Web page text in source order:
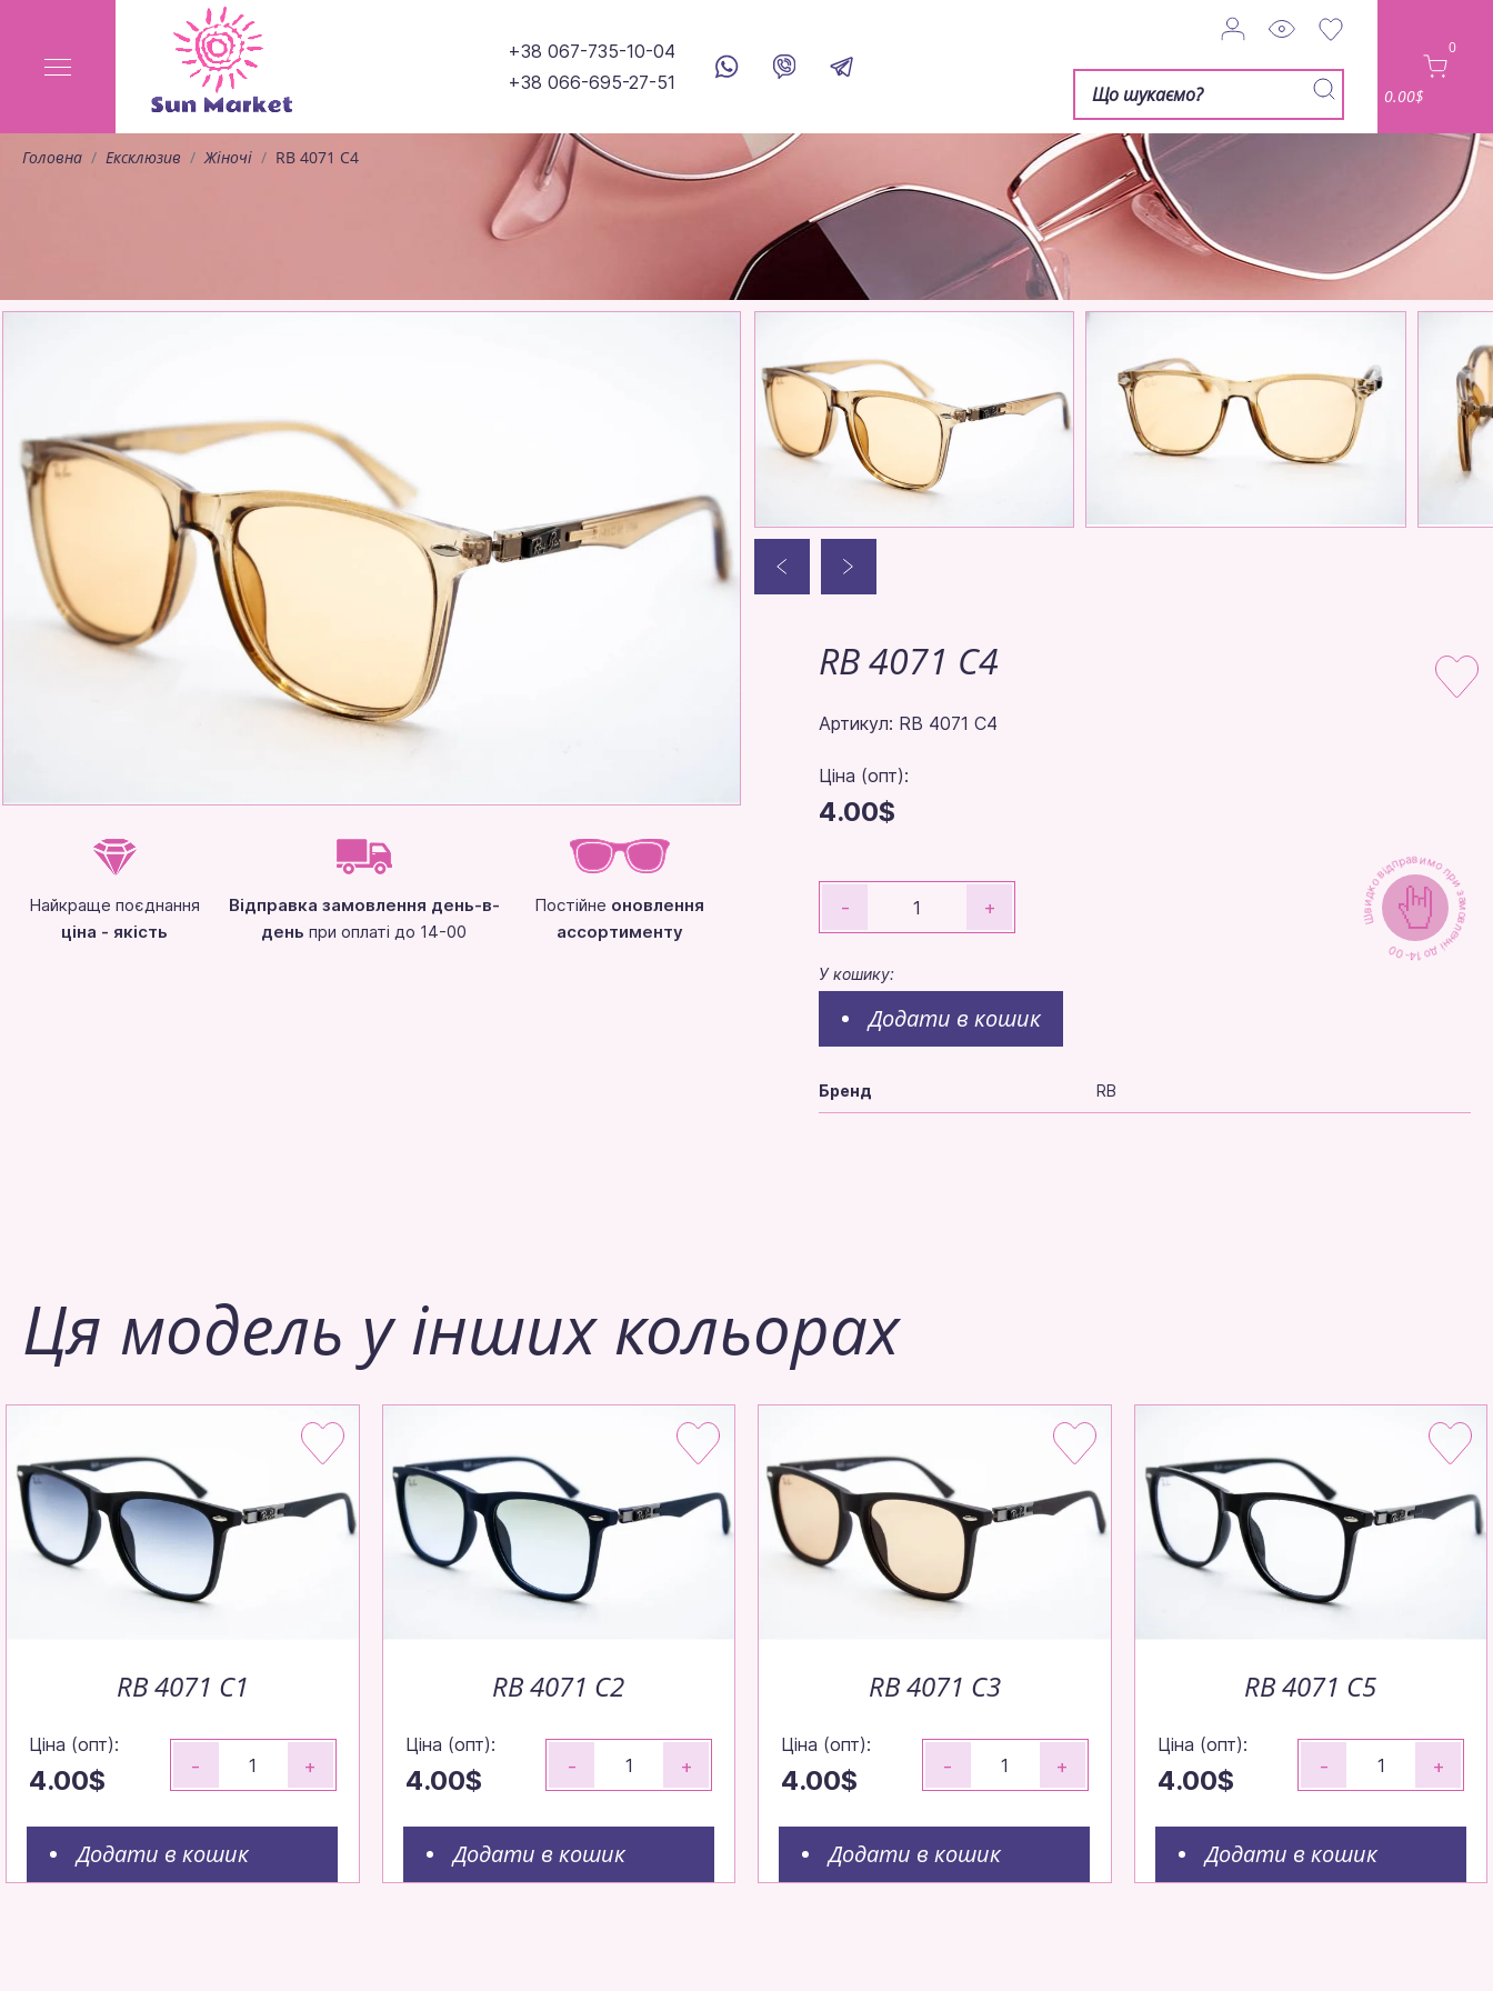
+38 067-735-10-04
+38 066-695-27-51
0
0.00$
Головна Ексклюзив Жіночі RB 4071 C4
Найкраще поєднання
ціна - якість
Відправка замовлення день-в-
день при оплаті до 14-00
Постійне оновлення
ассортименту
RB 4071 C4
Артикул: RB 4071 C4
Ціна (опт):
4.00$
- +
У кошику:
Додати в кошик
Швидко відправимо при замовленні до 14-00
Бренд RB
Ця модель у інших кольорах
RB 4071 C1
Ціна (опт):
4.00$ - +
Додати в кошик
RB 4071 C2
Ціна (опт):
4.00$ - +
Додати в кошик
RB 4071 C3
Ціна (опт):
4.00$ - +
Додати в кошик
RB 4071 C5
Ціна (опт):
4.00$ - +
Додати в кошик